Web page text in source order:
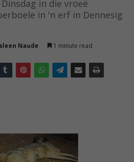
in die vroeë
in 'n erf in Dennesig
Naude 1 minute read